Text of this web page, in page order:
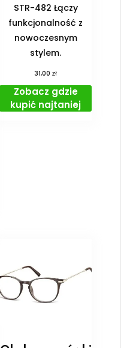
STR-482 Łączy
funkcjonalność z
nowoczesnym
stylem.
31,00zł
Zobacz gdzie
kupić najtaniej